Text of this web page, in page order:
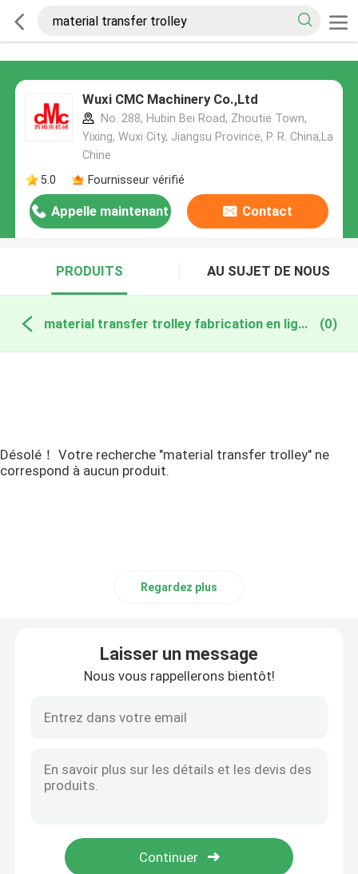
Wuxi CMC Machinery Co.,Ltd
No. 288, Hubin Bei Road, Zhoutie Town,
Yixing, Wuxi City, Jiangsu Province, P. R. China,La
Chine
5.0
Fournisseur vérifié
Appelle maintenant Contact
PRODUITS AU SUJET DE NOUS
material transfer trolley fabrication en ligne (0)
Désolé！ Votre recherche "material transfer trolley" ne
correspond à aucun produit.
Regardez plus
Laisser un message
Nous vous rappellerons bientôt!